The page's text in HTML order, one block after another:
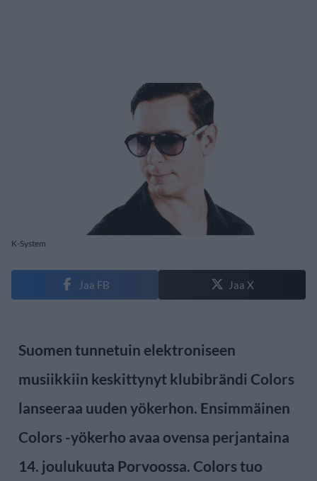
K-System
Jaa FB Jaa X
Suomen tunnetuin elektroniseen
musiikkiin keskittynyt klubibrändi Colors
lanseeraa uuden yökerhon. Ensimmäinen
Colors -yökerho avaa ovensa perjantaina
14. joulukuuta Porvoossa. Colors tuo